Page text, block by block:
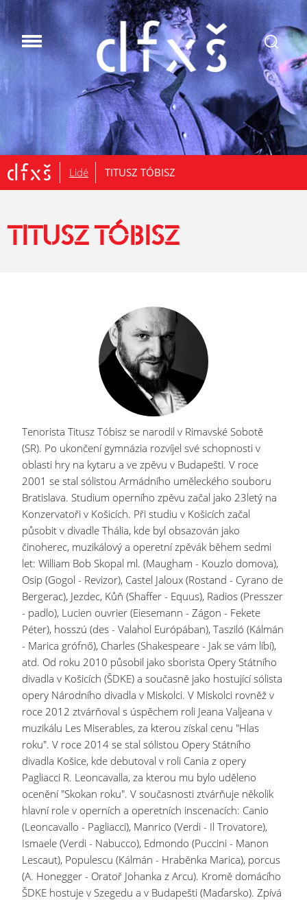
.
Lidé TITUSZ TÓBISZ
TITUSZ TÓBISZ
Tenorista Titusz Tóbisz se narodil v Rimavské Sobotě
(SR). Po ukončení gymnázia rozvíjel své schopnosti v
oblasti hry na kytaru a ve zpěvu v Budapešti. V roce
2001 se stal sólistou Armádního uměleckého souboru
Bratislava. Studium operního zpěvu začal jako 23letý na
Konzervatoři v Košicích. Při studiu v Košicích začal
působit v divadle Thália, kde byl obsazován jako
činoherec, muzikálový a operetní zpěvák během sedmi
let: William Bob Skopal ml. (Maugham - Kouzlo domova),
Osip (Gogol - Revizor), Castel Jaloux (Rostand - Cyrano de
Bergerac), Jezdec, Kůň (Shaffer - Equus), Radios (Presszer
- padlo), Lucien ouvrier (Eiesemann - Zágon - Fekete
Péter), hosszú (des - Valahol Európában), Tasziló (Kálmán
- Marica grófnő), Charles (Shakespeare - Jak se vám líbí),
atd. Od roku 2010 působil jako sborista Opery Státního
divadla v Košicích (ŠDKE) a současně jako hostující sólista
opery Národního divadla v Miskolci. V Miskolci rovněž v
roce 2012 ztvárňoval s úspěchem roli Jeana Valjeana v
muzikálu Les Miserables, za kterou získal cenu "Hlas
roku". V roce 2014 se stal sólistou Opery Státního
divadla Košice, kde debutoval v roli Cania z opery
Pagliacci R. Leoncavalla, za kterou mu bylo uděleno
ocenění "Skokan roku". V současnosti ztvárňuje několik
hlavní role v operních a operetních inscenacích: Canio
(Leoncavallo - Pagliacci), Manrico (Verdi - Il Trovatore),
Ismaele (Verdi - Nabucco), Edmondo (Puccini - Manon
Lescaut), Populescu (Kálmán - Hraběnka Marica), porcus
(A. Honegger - Oratoř Johanka z Arcu). Kromě domácího
ŠDKE hostuje v Szegedu a v Budapešti (Maďarsko). Zpívá